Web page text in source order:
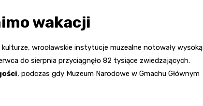
wakacji
wrocławskie instytucje muzealne notowały wysoką
do sierpnia przyciągnęło 82 tysiące zwiedzających.
, podczas gdy Muzeum Narodowe w Gmachu Głównym